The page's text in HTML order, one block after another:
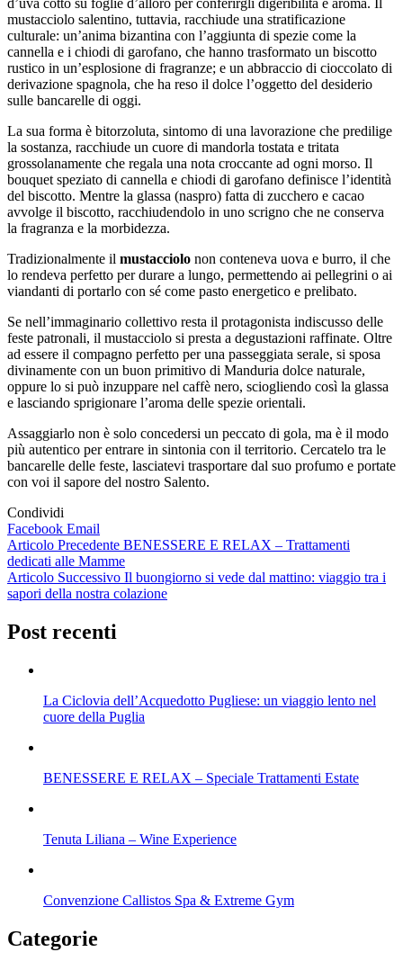
mustacciolo salentino, tuttavia, racchiude una stratificazione
culturale: un’anima bizantina con l’aggiunta di spezie come la
cannella e i chiodi di garofano, che hanno trasformato un biscotto
rustico in un’esplosione di fragranze; e un abbraccio di cioccolato di
derivazione spagnola, che ha reso il dolce l’oggetto del desiderio
sulle bancarelle di oggi.
La sua forma è bitorzoluta, sintomo di una lavorazione che predilige
la sostanza, racchiude un cuore di mandorla tostata e tritata
grossolanamente che regala una nota croccante ad ogni morso. Il
bouquet speziato di cannella e chiodi di garofano definisce l’identità
del biscotto. Mentre la glassa (naspro) fatta di zucchero e cacao
avvolge il biscotto, racchiudendolo in uno scrigno che ne conserva
la fragranza e la morbidezza.
Tradizionalmente il mustacciolo non conteneva uova e burro, il che
lo rendeva perfetto per durare a lungo, permettendo ai pellegrini o ai
viandanti di portarlo con sé come pasto energetico e prelibato.
Se nell’immaginario collettivo resta il protagonista indiscusso delle
feste patronali, il mustacciolo si presta a degustazioni raffinate. Oltre
ad essere il compagno perfetto per una passeggiata serale, si sposa
divinamente con un buon primitivo di Manduria dolce naturale,
oppure lo si può inzuppare nel caffè nero, sciogliendo così la glassa
e lasciando sprigionare l’aroma delle spezie orientali.
Assaggiarlo non è solo concedersi un peccato di gola, ma è il modo
più autentico per entrare in sintonia con il territorio. Cercatelo tra le
bancarelle delle feste, lasciatevi trasportare dal suo profumo e portate
con voi il sapore del nostro Salento.
Condividi
Facebook Email
Navigazione
articoli
Articolo Precedente BENESSERE E RELAX – Trattamenti
dedicati alle Mamme
Articolo Successivo Il buongiorno si vede dal mattino: viaggio tra i
sapori della nostra colazione
Post recenti
La Ciclovia dell’Acquedotto Pugliese: un viaggio lento nel
cuore della Puglia
BENESSERE E RELAX – Speciale Trattamenti Estate
Tenuta Liliana – Wine Experience
Convenzione Callistos Spa & Extreme Gym
Categorie